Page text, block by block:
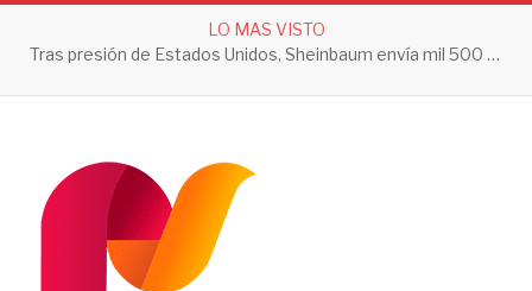
LO MAS VISTO
Tras presión de Estados Unidos, Sheinbaum envía mil 500 soldados a Michoacán